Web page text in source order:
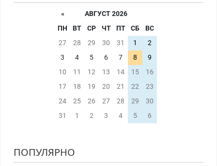
«
АВГУСТ 2026
ПН
ВТ СР ЧТ ПТ СБ
ВС
27
28 29 30 31 1
2
3
4 5 6 7 8
9
10
11 12 13 14 15
16
17
18 19 20 21 22
23
24
25 26 27 28 29
30
31
1 2 3 4 5 6
ПОПУЛЯРНО